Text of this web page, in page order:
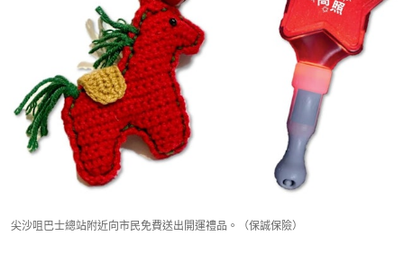
尖沙咀巴士總站附近向市民免費送出開運禮品。（保誠保險）